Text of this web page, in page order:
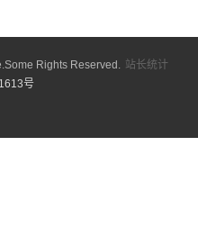
Rights Reserved. 站长统计
号